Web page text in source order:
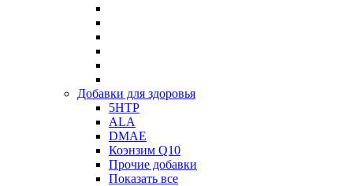
Добавки для здоровья
5HTP
ALA
DMAE
Коэнзим Q10
Прочие добавки
Показать все